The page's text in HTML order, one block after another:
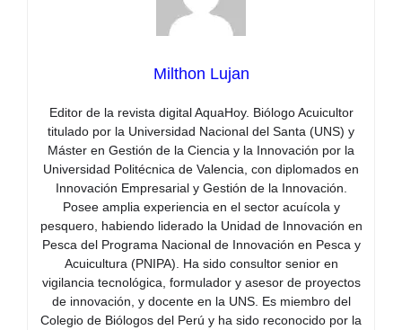
Milthon Lujan
Editor de la revista digital AquaHoy. Biólogo Acuicultor
titulado por la Universidad Nacional del Santa (UNS) y
Máster en Gestión de la Ciencia y la Innovación por la
Universidad Politécnica de Valencia, con diplomados en
Innovación Empresarial y Gestión de la Innovación.
Posee amplia experiencia en el sector acuícola y
pesquero, habiendo liderado la Unidad de Innovación en
Pesca del Programa Nacional de Innovación en Pesca y
Acuicultura (PNIPA). Ha sido consultor senior en
vigilancia tecnológica, formulador y asesor de proyectos
de innovación, y docente en la UNS. Es miembro del
Colegio de Biólogos del Perú y ha sido reconocido por la